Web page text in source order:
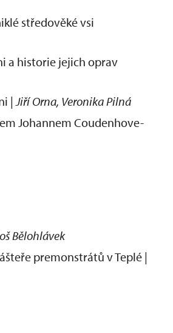
středověké vsi
a historie jejich oprav
| Jiří Orna, Veronika Pilná
Johannem Coudenhove-
Bělohlávek
premonstrátů v Teplé |